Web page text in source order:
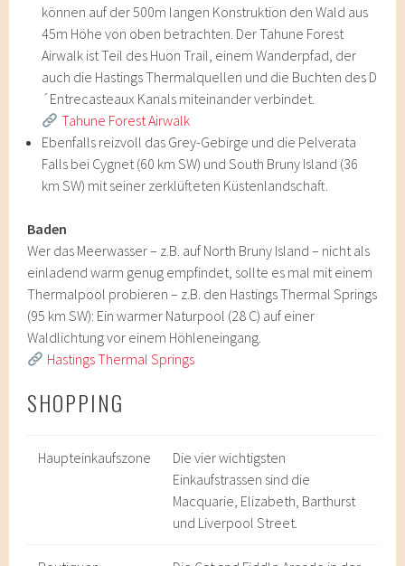
können auf der 500m langen Konstruktion den Wald aus
45m Höhe von oben betrachten. Der Tahune Forest
Airwalk ist Teil des Huon Trail, einem Wanderpfad, der
auch die Hastings Thermalquellen und die Buchten des D
´Entrecasteaux Kanals miteinander verbindet.
Tahune Forest Airwalk
Ebenfalls reizvoll das Grey-Gebirge und die Pelverata
Falls bei Cygnet (60 km SW) und South Bruny Island (36
km SW) mit seiner zerklüfteten Küstenlandschaft.
Baden
Wer das Meerwasser – z.B. auf North Bruny Island – nicht als
einladend warm genug empfindet, sollte es mal mit einem
Thermalpool probieren – z.B. den Hastings Thermal Springs
(95 km SW): Ein warmer Naturpool (28 C) auf einer
Waldlichtung vor einem Höhleneingang.
Hastings Thermal Springs
SHOPPING
Haupteinkaufszone
Die vier wichtigsten
Einkaufstrassen sind die
Macquarie, Elizabeth, Barthurst
und Liverpool Street.